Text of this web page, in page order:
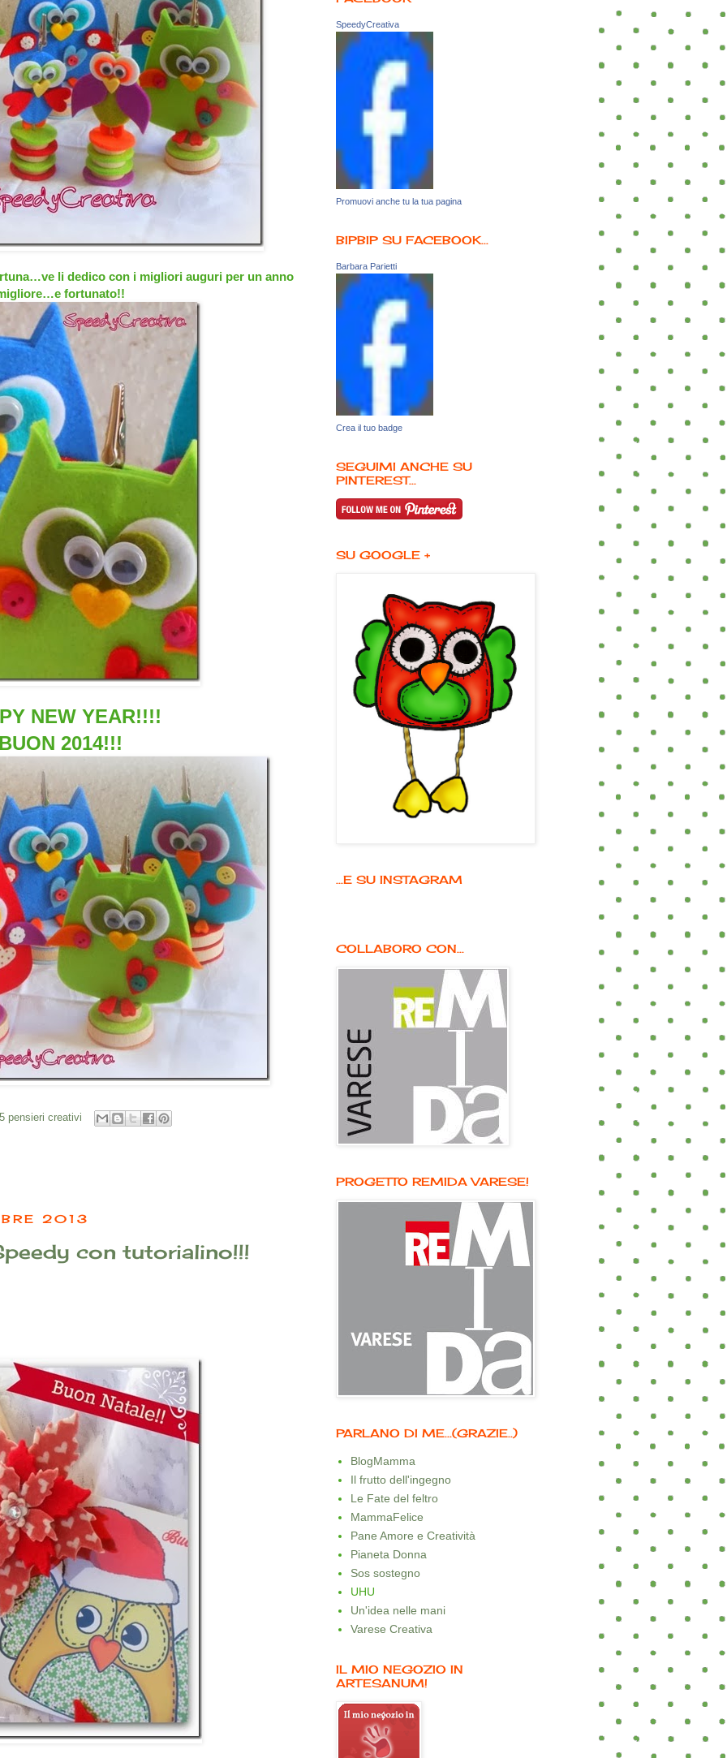
li dedico con i migliori auguri per un anno
fortunato!!
NEW YEAR!!!!
2014!!!
pensieri creativi
2013
con tutorialino!!!
SpeedyCreativa
Promuovi anche tu la tua pagina
BIPBIP SU FACEBOOK...
Barbara Parietti
Crea il tuo badge
SEGUIMI ANCHE SU
PINTEREST...
SU GOOGLE +
...E SU INSTAGRAM
COLLABORO CON...
PROGETTO REMIDA VARESE!
PARLANO DI ME...(GRAZIE..)
BlogMamma
Il frutto dell'ingegno
Le Fate del feltro
MammaFelice
Pane Amore e Creatività
Pianeta Donna
Sos sostegno
UHU
Un'idea nelle mani
Varese Creativa
IL MIO NEGOZIO IN
ARTESANUM!